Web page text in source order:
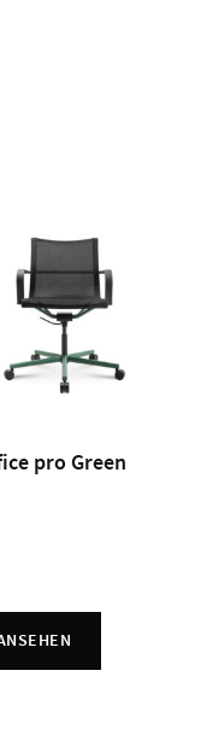
pro Green